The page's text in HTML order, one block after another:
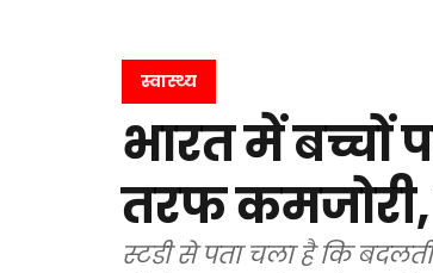
स्वास्थ्य
भारत में बच्चों
तरफ कमजोरी,
स्टडी से पता चला है कि